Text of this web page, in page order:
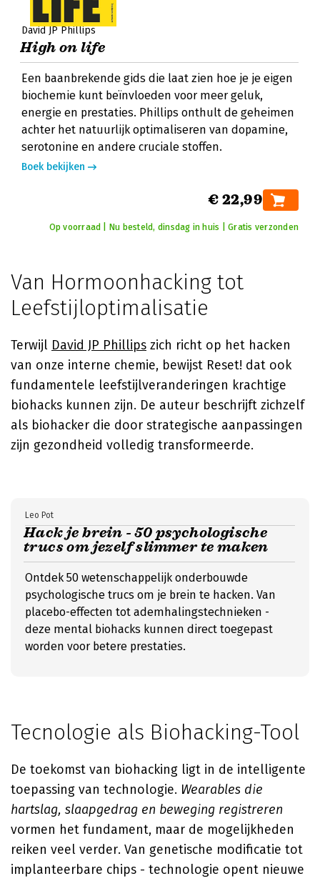
David JP Phillips
High on life
Een baanbrekende gids die laat zien hoe je je eigen
biochemie kunt beïnvloeden voor meer geluk,
energie en prestaties. Phillips onthult de geheimen
achter het natuurlijk optimaliseren van dopamine,
serotonine en andere cruciale stoffen.
Boek bekijken
€ 22,99
Op voorraad | Nu besteld, dinsdag in huis | Gratis verzonden
Van Hormoonhacking tot
Leefstijloptimalisatie
Terwijl David JP Phillips zich richt op het hacken
van onze interne chemie, bewijst Reset! dat ook
fundamentele leefstijlveranderingen krachtige
biohacks kunnen zijn. De auteur beschrijft zichzelf
als biohacker die door strategische aanpassingen
zijn gezondheid volledig transformeerde.
Hack je brein - 50 psychologische
trucs om jezelf slimmer te maken
Leo Pot
Ontdek 50 wetenschappelijk onderbouwde
psychologische trucs om je brein te hacken. Van
placebo-effecten tot ademhalingstechnieken -
deze mental biohacks kunnen direct toegepast
worden voor betere prestaties.
Tecnologie als Biohacking-Tool
De toekomst van biohacking ligt in de intelligente
toepassing van technologie. Wearables die
hartslag, slaapgedrag en beweging registreren
vormen het fundament, maar de mogelijkheden
reiken veel verder. Van genetische modificatie tot
implanteerbare chips - technologie opent nieuwe